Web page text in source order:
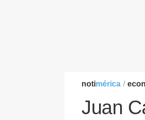
notimérica /
Juan